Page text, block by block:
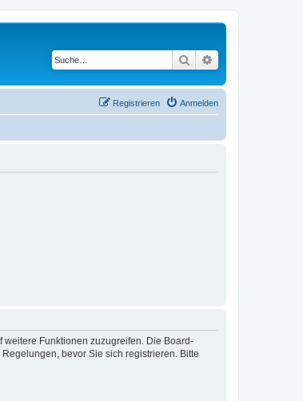
Suche
Anmelden
Registrieren
Funktionen zuzugreifen. Die Board-
bevor Sie sich registrieren. Bitte